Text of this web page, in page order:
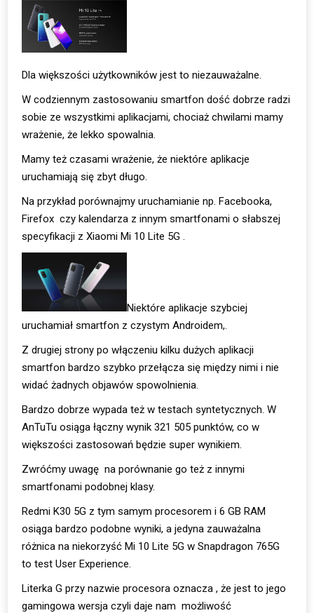
Dla większości użytkowników jest to niezauważalne.
W codziennym zastosowaniu smartfon dość dobrze radzi
sobie ze wszystkimi aplikacjami, chociaż chwilami mamy
wrażenie, że lekko spowalnia.
Mamy też czasami wrażenie, że niektóre aplikacje
uruchamiają się zbyt długo.
Na przykład porównajmy uruchamianie np. Facebooka,
Firefox czy kalendarza z innym smartfonami o słabszej
specyfikacji z Xiaomi Mi 10 Lite 5G .
Niektóre aplikacje szybciej
uruchamiał smartfon z czystym Androidem,.
Z drugiej strony po włączeniu kilku dużych aplikacji
smartfon bardzo szybko przełącza się między nimi i nie
widać żadnych objawów spowolnienia.
Bardzo dobrze wypada też w testach syntetycznych. W
AnTuTu osiąga łączny wynik 321 505 punktów, co w
większości zastosowań będzie super wynikiem.
Zwróćmy uwagę na porównanie go też z innymi
smartfonami podobnej klasy.
Redmi K30 5G z tym samym procesorem i 6 GB RAM
osiąga bardzo podobne wyniki, a jedyna zauważalna
różnica na niekorzyść Mi 10 Lite 5G w Snapdragon 765G
to test User Experience.
Literka G przy nazwie procesora oznacza , że jest to jego
gamingowa wersja czyli daje nam możliwość